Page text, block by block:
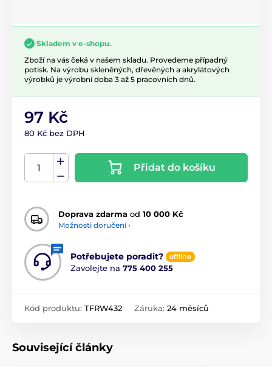
Skladem v e-shopu.
Zboží na vás čeká v našem skladu. Provedeme případný
potisk. Na výrobu skleněných, dřevěných a akrylátových
výrobků je výrobní doba 3 až 5 pracovních dnů.
97 Kč
80 Kč bez DPH
Přidat do košíku
Doprava zdarma od 10 000 Kč
Možnosti doručení ›
Potřebujete poradit? offline
Zavolejte na 775 400 255
Kód produktu: TFRW432 Záruka: 24 měsíců
Související články